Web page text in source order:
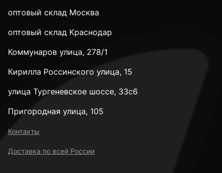
оптовый склад Москва
оптовый склад Краснодар
Коммунаров улица, 278/1
Кирилла Россинского улица, 15
улица Тургеневское шоссе, 33с6
Пригородная улица, 105
Контакты
Доставка по всей России